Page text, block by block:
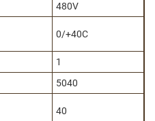
480V
0/+40C
1
5040
40